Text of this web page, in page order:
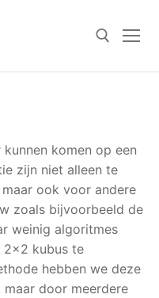
komen op een
zijn niet alleen te
ook voor andere
zoals bijvoorbeeld de
weinig algoritmes
2×2 kubus te
hebben we deze
door meerdere